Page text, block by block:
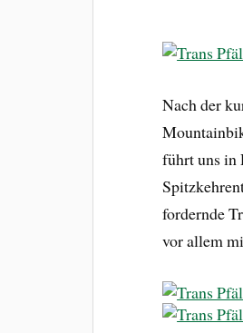
Nach der
führt uns in
fordernde
vor allem